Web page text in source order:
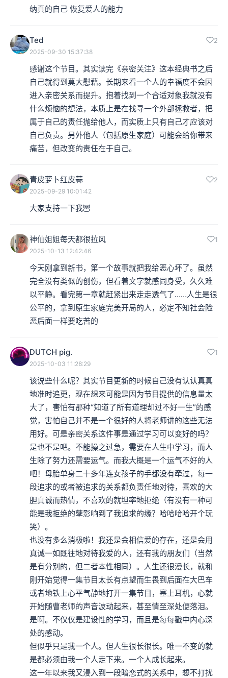
纳真的自己 恢复爱人的能力
Ted 2
2025-09-30 15:37:38
感谢这个节目。其实读完《亲密关注》这本经典书之后
自己就得到莫大慰藉。长期来看一个人的幸福度不会因
进入亲密关系而提升。抱着找到一个合适对象我就没有
什么烦恼的想法，本质上是在找寻一个外部拯救者，把
属于自己的责任抛给他人，而实质上只有自己才应该对
自己负责。另外他人（包括原生家庭）可能会给你带来
痛苦，但改变的责任在于自己。
青皮萝卜红皮蒜 2
2025-09-29 10:01:42
大家支持一下我🦉
神仙姐姐每天都很拉风 1
2025-10-13 12:42:46
今天刚拿到新书，第一个故事就把我给恶心坏了。虽然
完全没有类似的创伤，但看着文字就感同身受，久久难
以平静。看完第一章就赶紧出来走走透气了……人生是很
公平的，拿到原生家庭完美开局的人，必定不知社会险
恶后面一样要吃苦的
DUTCH pig. 1
2025-10-03 11:28:29
该说些什么呢？其实节目更新的时候自己没有认认真真
地准时追更，现在想来可能是因为节目提供的信息量太
大了，害怕有那种“知道了所有道理却过不好一生”的感
觉，害怕自己并不是一个很好的人将老师讲的这些无法
用好。可是亲密关系这件事是通过学习可以变好的吗？
是也不是吧。不能操之过急，需要在人生中学习，而人
生除了努力还需要运气。而我大概是一个运气不好的人
吧！母胎单身二十多年连女孩子的手都没有牵过，每一
段追求的或者被追求的关系都负责任地对待，喜欢的大
胆真诚而热情，不喜欢的就坦率地拒绝（有没有一种可
能是我拒绝的孽影响到了我追求的缘？哈哈哈哈开个玩
笑）。
也没有多么消极啦！我还是会相信爱的存在，还是会用
真诚一如既往地对待我爱的人，还有我的朋友们（当然
是有分别的，但二者本性相同）。人生还很漫长，就和
刚开始觉得一集节目太长有点望而生畏到后面在大巴车
或者地铁上心平气静地打开一集节目，塞上耳机，心就
开始随曹老师的声音波动起来，甚至情至深处便落泪。
是啊。不仅仅是建设性的学习，而且是每每戳中内心深
处的感动。
但似乎只是我一个人。但人生很长很长。唯一不变的就
是都必须由我一个人走下来。一个人成长起来。
这一年以来我又浸入到一段暗恋式的关系中，想不打扰